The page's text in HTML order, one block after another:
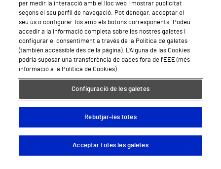
Ver todos
Descargar App
per medir la interacció amb el lloc web i mostrar publicitat
segons el seu perfil de navegació. Pot denegar, acceptar el
seu ús o configurar-los amb els botons corresponents. Podeu
accedir a la informació completa sobre les nostres galetes i
configurar el consentiment a través de la Política de galetes
(también accessible des de la pàgina). L'Alguna de las Cookies
podria suposar una transferència de dades fora de l'EEE (més
informació a la Política de Cookies).
Configuració de les galetes
Rebutjar-les totes
Acceptar totes les galetes